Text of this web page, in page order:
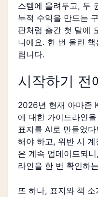
스템에 올려두고, 두
누적 수익을 만드는
판처럼 출간 첫 달에
니에요. 한 번 올린
립니다.
시작하기 전
2026년 현재 아마존
에 대한 가이드라인
표지를 AI로 만들었
해야 하고, 위반 시
은 계속 업데이트되
라인을 한 번 확인하
또 하나, 표지와 책